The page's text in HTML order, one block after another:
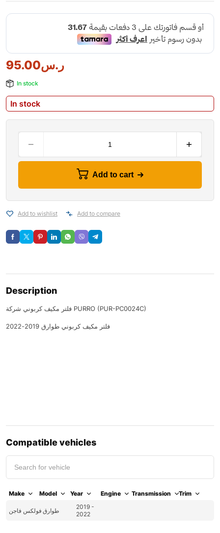
ر.س95.00
In stock
In stock
Add to cart
Add to wishlist Add to compare
Description
فلتر مكيف كربوني شركة PURRO (PUR-PC0024C)
فلتر مكيف كربوني طوارق 2019-2022
Compatible vehicles
Make Model Year Engine Transmission Trim
فولكس فاجن طوارق
2019 -
2022